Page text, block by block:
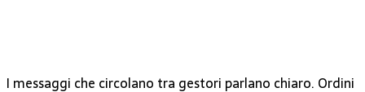
I messaggi che circolano tra gestori parlano chiaro. Ordini